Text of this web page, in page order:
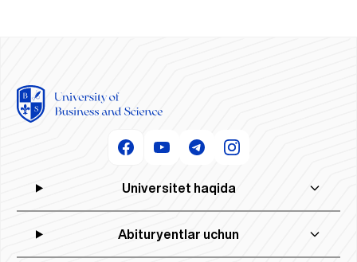
Universitet haqida
Abituryentlar uchun